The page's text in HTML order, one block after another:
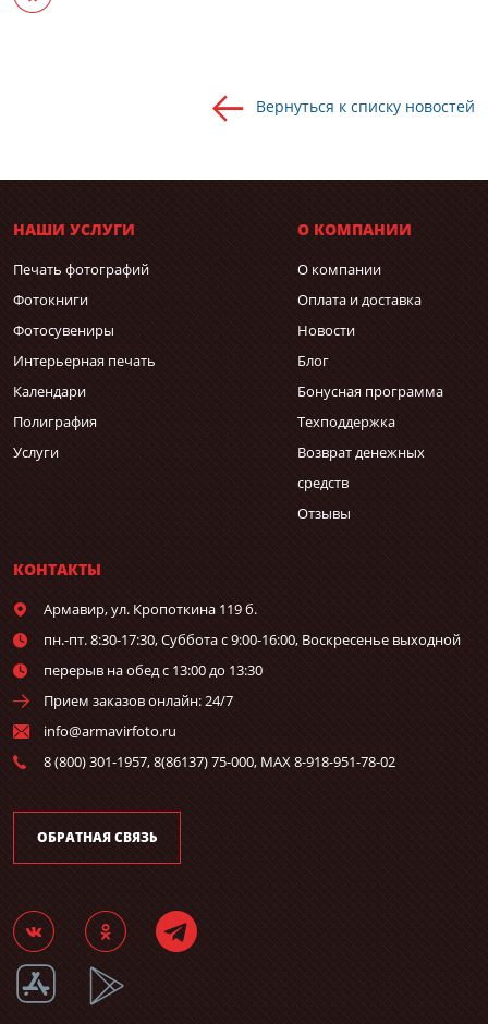
Вернуться к списку новостей
НАШИ УСЛУГИ
Печать фотографий
Фотокниги
Фотосувениры
Интерьерная печать
Календари
Полиграфия
Услуги
О КОМПАНИИ
О компании
Оплата и доставка
Новости
Блог
Бонусная программа
Техподдержка
Возврат денежных
средств
Отзывы
КОНТАКТЫ
Армавир,ул. Кропоткина 119 б.
пн.-пт. 8:30-17:30, Суббота с 9:00-16:00, Воскресенье выходной
перерыв на обед с 13:00 до 13:30
Прием заказов онлайн: 24/7
info@armavirfoto.ru
8 (800) 301-1957, 8(86137) 75-000, MAX 8-918-951-78-02
ОБРАТНАЯ СВЯЗЬ